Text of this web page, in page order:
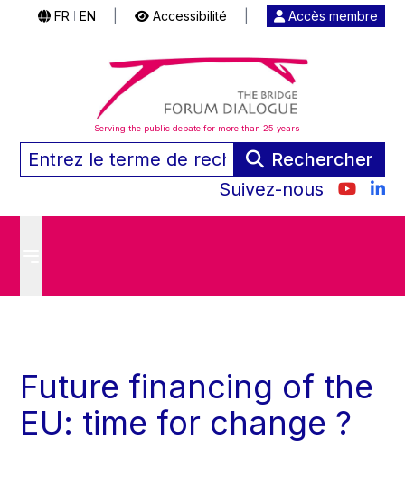
FR EN Accessibilité Accès membre
Serving the public debate for more than 25 years
Rechercher
Suivez-nous
Future financing of the
EU: time for change ?